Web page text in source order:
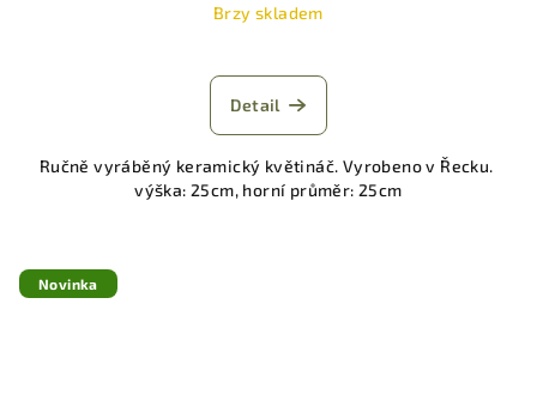
Brzy skladem
Detail
Ručně vyráběný keramický květináč. Vyrobeno v Řecku.
výška: 25cm, horní průměr: 25cm
Novinka